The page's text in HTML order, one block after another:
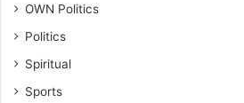
OWN Politics
Politics
Spiritual
Sports